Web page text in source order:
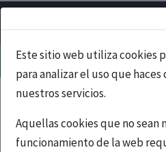
Este sitio web utiliza cookies
para analizar el uso que
nuestros servicios.
Aquellas cookies que no sean
funcionamiento de la web